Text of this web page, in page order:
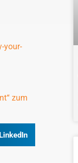
your-
zum
LinkedIn